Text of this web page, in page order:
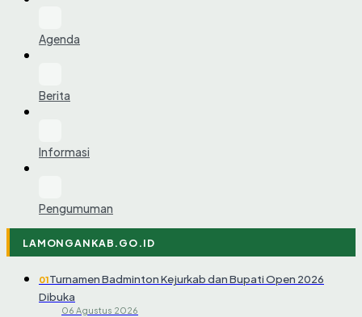
Agenda
Berita
Informasi
Pengumuman
LAMONGANKAB.GO.ID
01Turnamen Badminton Kejurkab dan Bupati Open 2026
Dibuka
06 Agustus 2026